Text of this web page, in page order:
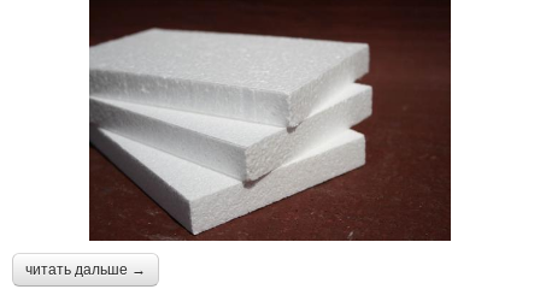
читать дальше →